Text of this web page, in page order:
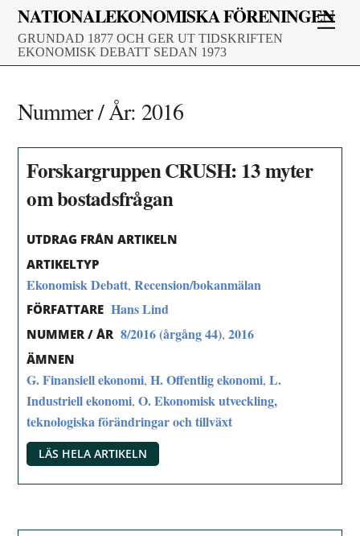
Skip
content
NATIONALEKONOMISKA FÖRENINGEN
GRUNDAD 1877 OCH GER UT TIDSKRIFTEN
EKONOMISK DEBATT SEDAN 1973
Nummer / År: 2016
Forskargruppen CRUSH: 13 myter
om bostadsfrågan
UTDRAG FRÅN ARTIKELN
ARTIKELTYP
Ekonomisk Debatt,Recension/bokanmälan
FÖRFATTARE Hans Lind
NUMMER / ÅR 8/2016 (årgång 44),2016
ÄMNEN
G. Finansiell ekonomi,H. Offentlig ekonomi,L.
Industriell ekonomi,O. Ekonomisk utveckling,
teknologiska förändringar och tillväxt
LÄS HELA ARTIKELN